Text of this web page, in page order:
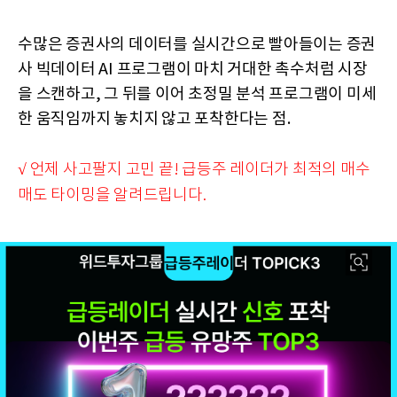
수많은 증권사의 데이터를 실시간으로 빨아들이는 증권
사 빅데이터 AI 프로그램이 마치 거대한 촉수처럼 시장
을 스캔하고, 그 뒤를 이어 초정밀 분석 프로그램이 미세
한 움직임까지 놓치지 않고 포착한다는 점.
√ 언제 사고팔지 고민 끝! 급등주 레이더가 최적의 매수
매도 타이밍을 알려드립니다.